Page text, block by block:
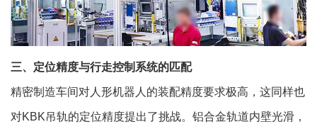
三、定位精度与行走控制系统的匹配
精密制造车间对人形机器人的装配精度要求极高，这同样也
对KBK吊轨的定位精度提出了挑战。铝合金轨道内壁光滑，